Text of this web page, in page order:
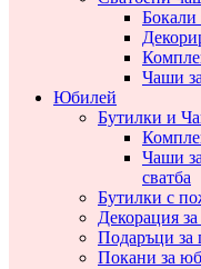
Бокали
Чаши
Юбилей
Бутилки и
Чаши
сватба
Бутилки с
Декорация
Подаръци за
Покани за